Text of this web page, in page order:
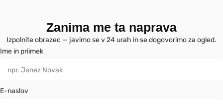
Zanima me ta naprava
Izpolnite obrazec — javimo se v 24 urah in se dogovorimo za ogled.
Ime in priimek
E-naslov